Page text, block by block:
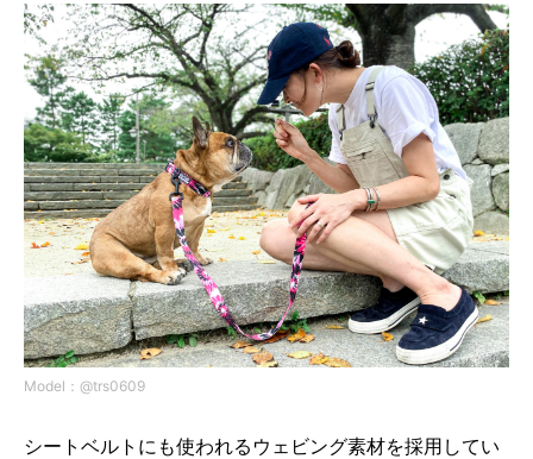
Model：@trs0609
シートベルトにも使われるウェビング素材を採用してい